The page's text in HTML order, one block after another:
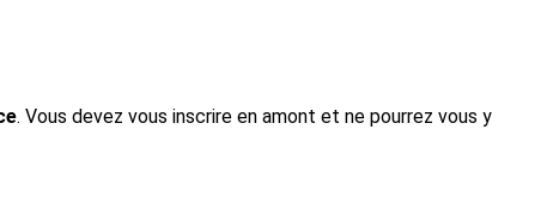
. Vous devez vous inscrire en amont et ne pourrez vous y